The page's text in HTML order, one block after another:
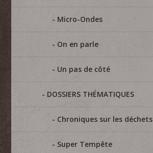
Micro-Ondes
On en parle
Un pas de côté
DOSSIERS THÉMATIQUES
Chroniques sur les déchets
Super Tempête